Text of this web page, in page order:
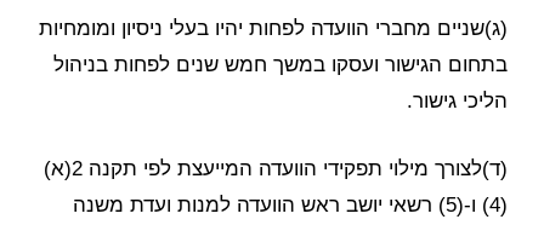
(ג)שניים מחברי הוועדה לפחות יהיו בעלי ניסיון ומומחיות
בתחום הגישור ועסקו במשך חמש שנים לפחות בניהול
הליכי גישור.
(ד)לצורך מילוי תפקידי הוועדה המייעצת לפי תקנה 2(א)
(4) ו-(5) רשאי יושב ראש הוועדה למנות ועדת משנה